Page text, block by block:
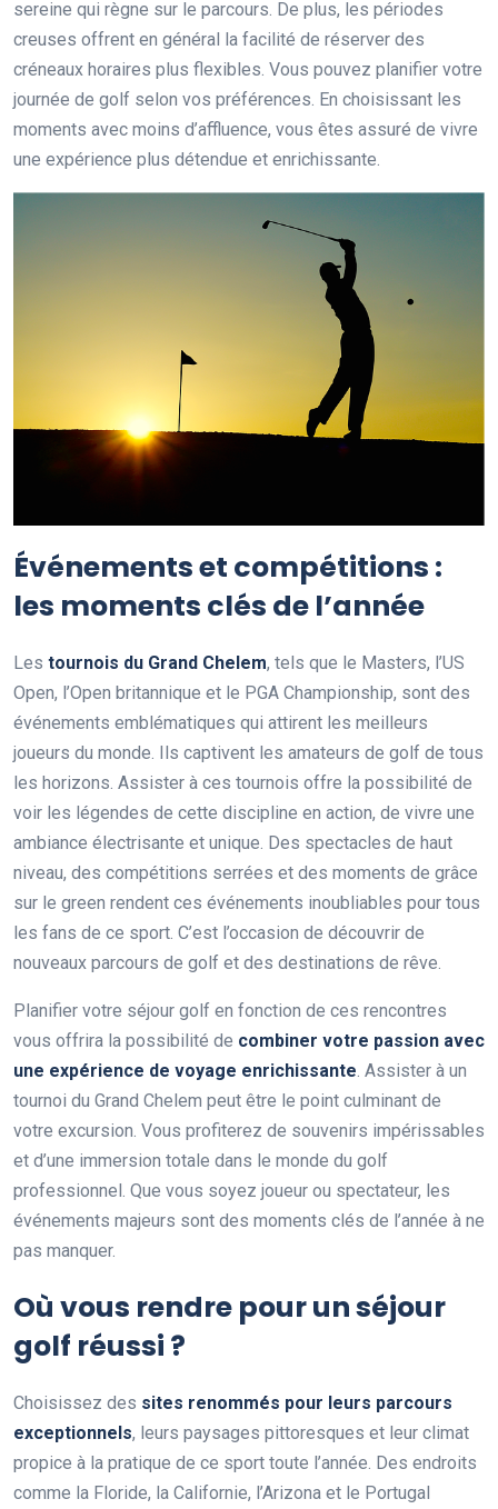
sereine qui règne sur le parcours. De plus, les périodes
creuses offrent en général la facilité de réserver des
créneaux horaires plus flexibles. Vous pouvez planifier votre
journée de golf selon vos préférences. En choisissant les
moments avec moins d’affluence, vous êtes assuré de vivre
une expérience plus détendue et enrichissante.
Événements et compétitions :
les moments clés de l’année
Les tournois du Grand Chelem, tels que le Masters, l’US
Open, l’Open britannique et le PGA Championship, sont des
événements emblématiques qui attirent les meilleurs
joueurs du monde. Ils captivent les amateurs de golf de tous
les horizons. Assister à ces tournois offre la possibilité de
voir les légendes de cette discipline en action, de vivre une
ambiance électrisante et unique. Des spectacles de haut
niveau, des compétitions serrées et des moments de grâce
sur le green rendent ces événements inoubliables pour tous
les fans de ce sport. C’est l’occasion de découvrir de
nouveaux parcours de golf et des destinations de rêve.
Planifier votre séjour golf en fonction de ces rencontres
vous offrira la possibilité de combiner votre passion avec
une expérience de voyage enrichissante . Assister à un
tournoi du Grand Chelem peut être le point culminant de
votre excursion. Vous profiterez de souvenirs impérissables
et d’une immersion totale dans le monde du golf
professionnel. Que vous soyez joueur ou spectateur, les
événements majeurs sont des moments clés de l’année à ne
pas manquer.
Où vous rendre pour un séjour
golf réussi ?
Choisissez des sites renommés pour leurs parcours
exceptionnels, leurs paysages pittoresques et leur climat
propice à la pratique de ce sport toute l’année. Des endroits
comme la Floride, la Californie, l’Arizona et le Portugal